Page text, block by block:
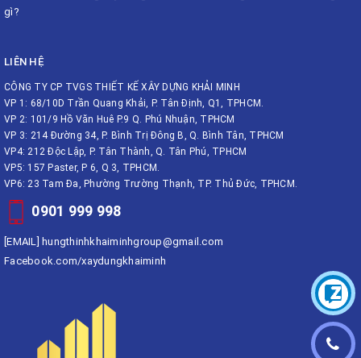
gì?
LIÊN HỆ
CÔNG TY CP TVGS THIẾT KẾ XÂY DỰNG KHẢI MINH
VP 1: 68/10D Trần Quang Khải, P. Tân Định, Q1, TPHCM.
VP 2: 101/9 Hồ Văn Huê P.9 Q. Phú Nhuận, TPHCM
VP 3: 214 Đường 34, P. Bình Trị Đông B, Q. Bình Tân, TPHCM
VP4: 212 Độc Lập, P. Tân Thành, Q. Tân Phú, TPHCM
VP5: 157 Paster, P 6, Q 3, TPHCM.
VP6: 23 Tam Đa, Phường Trường Thạnh, TP. Thủ Đức, TPHCM.
0901 999 998
[EMAIL] hungthinhkhaiminhgroup@gmail.com
Facebook.com/xaydungkhaiminh